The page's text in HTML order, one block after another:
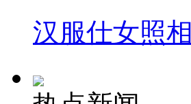
汉服仕女照